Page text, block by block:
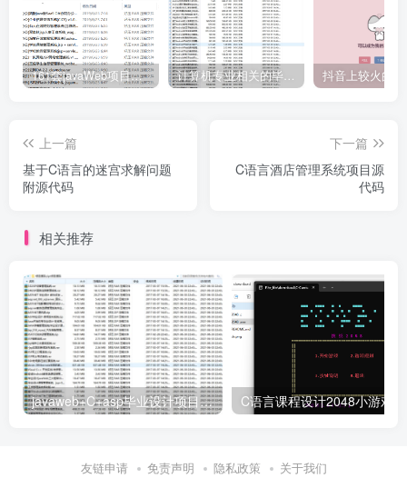
161套javaWeb项目源码免费分享 计算机专业相关的毕业设计论文合集免费下载
上一篇
基于C语言的迷宫求解问题
附源代码
下一篇
C语言酒店管理系统项目源
代码
相关推荐
javaweb+C+asp毕业设计项目合集免费下载
友链申请 免责声明 隐私政策 关于我们